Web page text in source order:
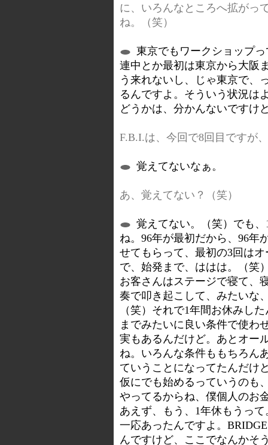
に、いろんなところへ拡がっ
ね。（笑）
東京でもワークショップ
連中とか最初は東京から大阪
う来れないし、じゃ東京で、
るんですよ。そういう状況は
どうかは、分かんないですけ
F.B.I.は、今回で8回目ですが
覚えてないなぁ。
あ、覚えてない？（笑）
覚えてない。（笑）でも
ね。96年が最初だから、96年
せてもらって、最初の3回は
で、始発まで、ははは。（笑
お客さんはステージで寝て、
奏で叩き起こして、みたいな
（笑）それで1年間お休みし
までみたいに良い条件で使わ
実もあるんだけど。あとオー
ね。いろんな条件ももちろん
ていうことになってたんだけ
仮にでも始めるっていうのも
やってるからね、僕個人のお
あえず、もう、1年休もうっ
一応あったんですよ。
んですけど、ここでなんかそ